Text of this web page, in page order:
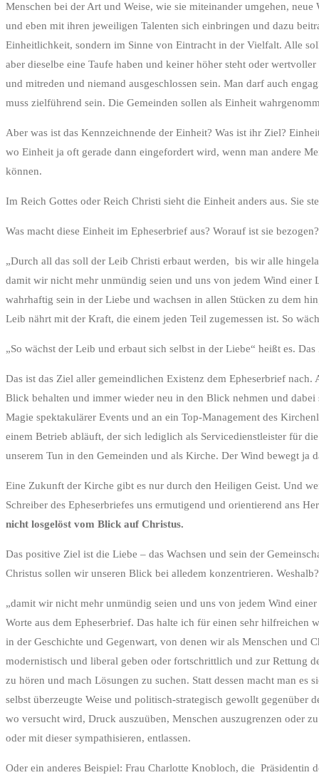
Menschen bei der Art und Weise, wie sie miteinander umgehen,
und eben mit ihren jeweiligen Talenten sich einbringen und dazu
Einheitlichkeit, sondern im Sinne von Eintracht in der Vielfalt. Alle
aber dieselbe eine Taufe haben und keiner höher steht oder
und mitreden und niemand ausgeschlossen sein. Man darf auch
muss zielführend sein. Die Gemeinden sollen als Einheit
Aber was ist das Kennzeichnende der Einheit? Was ist ihr Ziel?
wo Einheit ja oft gerade dann eingefordert wird, wenn man andere
können.
Im Reich Gottes oder Reich Christi sieht die Einheit anders aus. Sie
Was macht diese Einheit im Epheserbrief aus? Worauf ist sie
„Durch all das soll der Leib Christi erbaut werden, bis wir alle
damit wir nicht mehr unmündig seien und uns von jedem Wind einer
wahrhaftig sein in der Liebe und wachsen in allen Stücken zu dem
Leib nährt mit der Kraft, die einem jeden Teil zugemessen ist. So
„So wächst der Leib und erbaut sich selbst in der Liebe“ heißt es.
Das ist das Ziel aller gemeindlichen Existenz dem Epheserbrief
Blick behalten und immer wieder neu in den Blick nehmen und dabei
Magie spektakulärer Events und an ein Top-Management des
einem Betrieb abläuft, der sich lediglich als Servicedienstleister für
unserem Tun in den Gemeinden und als Kirche. Der Wind bewegt ja
Eine Zukunft der Kirche gibt es nur durch den Heiligen Geist. Und
Schreiber des Epheserbriefes uns ermutigend und orientierend ans
nicht losgelöst vom Blick auf Christus.
Das positive Ziel ist die Liebe – das Wachsen und sein der
Christus sollen wir unseren Blick bei alledem konzentrieren. Weshalb?
„damit wir nicht mehr unmündig seien und uns von jedem Wind
Worte aus dem Epheserbrief. Das halte ich für einen sehr
in der Geschichte und Gegenwart, von denen wir als Menschen und
modernistisch und liberal geben oder fortschrittlich und zur Rettung
zu hören und mach Lösungen zu suchen. Statt dessen macht man
selbst überzeugte Weise und politisch-strategisch gewollt gegenüber
wo versucht wird, Druck auszuüben, Menschen auszugrenzen oder
oder mit dieser sympathisieren, entlassen.
Oder ein anderes Beispiel: Frau Charlotte Knobloch, die